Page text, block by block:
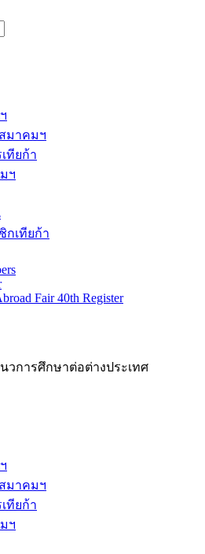
มาคมฯ
ทียก้า
ฯ
กเทียก้า
Fair 40th Register
วการศึกษาต่อต่างประเทศ
มาคมฯ
ทียก้า
ฯ